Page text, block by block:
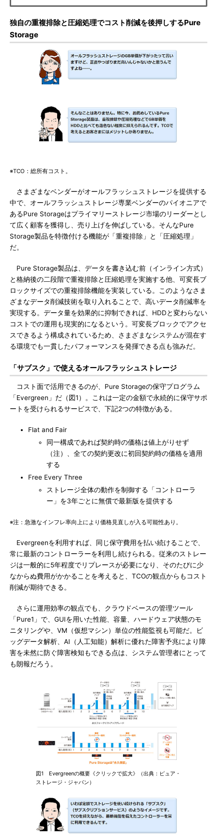
独自の重複排除と圧縮処理でコスト削減を後押しするPure
Storage
※TCO：総所有コスト。
さまざまなベンダーがオールフラッシュストレージを提供する
中で、オールフラッシュストレージ専業ベンダーのパイオニアで
あるPure Storageはプライマリーストレージ市場のリーダーとし
て広く顧客を獲得し、売り上げを伸ばしている。そんなPure
Storage製品を特徴付ける機能が「重複排除」と「圧縮処理」
だ。
Pure Storage製品は、データを書き込む前（インライン方式）
と格納後の二段階で重複排除と圧縮処理を実施する他、可変長ブ
ロックサイズでの重複排除機能を実装している。このようなさま
ざまなデータ削減技術を取り入れることで、高いデータ削減率を
実現する。データ量を効果的に抑制できれば、HDDと変わらない
コストでの運用も現実的になるという。可変長ブロックでアクセ
スできるよう構成されているため、さまざまなシステムが混在す
る環境でも一貫したパフォーマンスを発揮できる点も強みだ。
「サブスク」で使えるオールフラッシュストレージ
コスト面で活用できるのが、Pure Storageの保守プログラム
「Evergreen」だ（図1）。これは一定の金額で永続的に保守サポ
ートを受けられるサービスで、下記2つの特徴がある。
Flat and Fair
同一構成であれば契約時の価格は値上がりせず
（注）、全ての契約更改に初回契約時の価格を適用
する
Free Every Three
ストレージ全体の動作を制御する「コントローラ
ー」を3年ごとに無償で最新版を提供する
※注：急激なインフレ率向上により価格見直しが入る可能性あり。
Evergreenを利用すれば、同じ保守費用を払い続けることで、
常に最新のコントローラーを利用し続けられる。従来のストレー
ジは一般的に5年程度でリプレースが必要になり、そのたびに少
なからぬ費用がかかることを考えると、TCOの観点からもコスト
削減が期待できる。
さらに運用効率の観点でも、クラウドベースの管理ツール
「Pure1」で、GUIを用いた性能、容量、ハードウェア状態のモ
ニタリングや、VM（仮想マシン）単位の性能監視も可能だ。ビ
ッグデータ解析、AI（人工知能）解析に優れた障害予兆により障
害を未然に防ぐ障害検知もできる点は、システム管理者にとって
も朗報だろう。
図1 Evergreenの概要《クリックで拡大》（出典：ピュア・
ストレージ・ジャパン）